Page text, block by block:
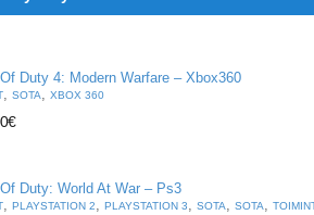
Duty 4: Modern Warfare – Xbox360
, SOTA, XBOX 360
€
Duty: World At War – Ps3
, PLAYSTATION 2, PLAYSTATION 3, SOTA, SOTA,